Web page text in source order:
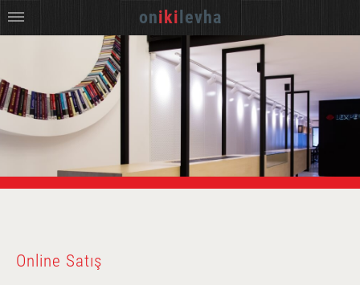
Online Satış
oniki levha